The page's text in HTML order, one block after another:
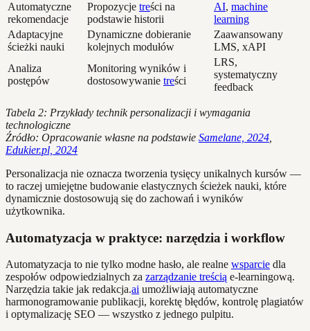
Automatyczne
rekomendacje
Propozycje treści na
podstawie historii
AI, machine
learning
Adaptacyjne
ścieżki nauki
Dynamiczne dobieranie
kolejnych modułów
Zaawansowany
LMS, xAPI
Analiza
postępów
Monitoring wyników i
dostosowywanie treści
LRS,
systematyczny
feedback
Tabela 2: Przykłady technik personalizacji i wymagania
technologiczne
Źródło: Opracowanie własne na podstawie Samelane, 2024
Edukier.pl, 2024
Personalizacja nie oznacza tworzenia tysięcy unikalnych kursów —
to raczej umiejętne budowanie elastycznych ścieżek nauki, które
dynamicznie dostosowują się do zachowań i wyników
użytkownika.
Automatyzacja w praktyce: narzędzia i workflow
Automatyzacja to nie tylko modne hasło, ale realne wsparcie dla
zespołów odpowiedzialnych za zarządzanie treścią e-learningową.
Narzędzia takie jak redakcja.ai umożliwiają automatyczne
harmonogramowanie publikacji, korektę błędów, kontrolę plagiatów
i optymalizację SEO — wszystko z jednego pulpitu.